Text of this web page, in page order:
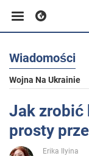
Biznes
Sport
Rozrywka
Wiadomości
Wojna Na Ukrainie
Jak zrobić
prosty
Erika Ilyina